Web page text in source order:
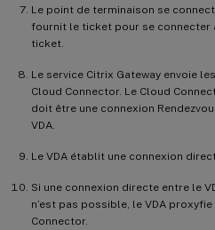
Le point de terminaison se
fournit le ticket pour se connecter
ticket.
Le service Citrix Gateway envoie
Cloud Connector. Le Cloud
doit être une connexion
VDA.
Le VDA établit une connexion
Si une connexion directe entre le
n’est pas possible, le VDA
Connector.